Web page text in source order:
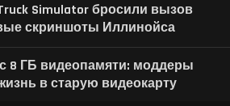
Simulator бросили вызов
скриншоты Иллинойса
8 ГБ видеопамяти: моддеры
в старую видеокарту